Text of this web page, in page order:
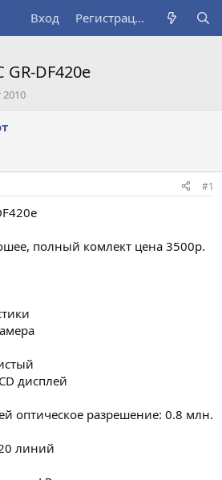
Вход Регистрация
GR-DF420e
2010
#1
полный комлект цена 3500р.
дисплей
оптическое разрешение: 0.8 млн.
линий